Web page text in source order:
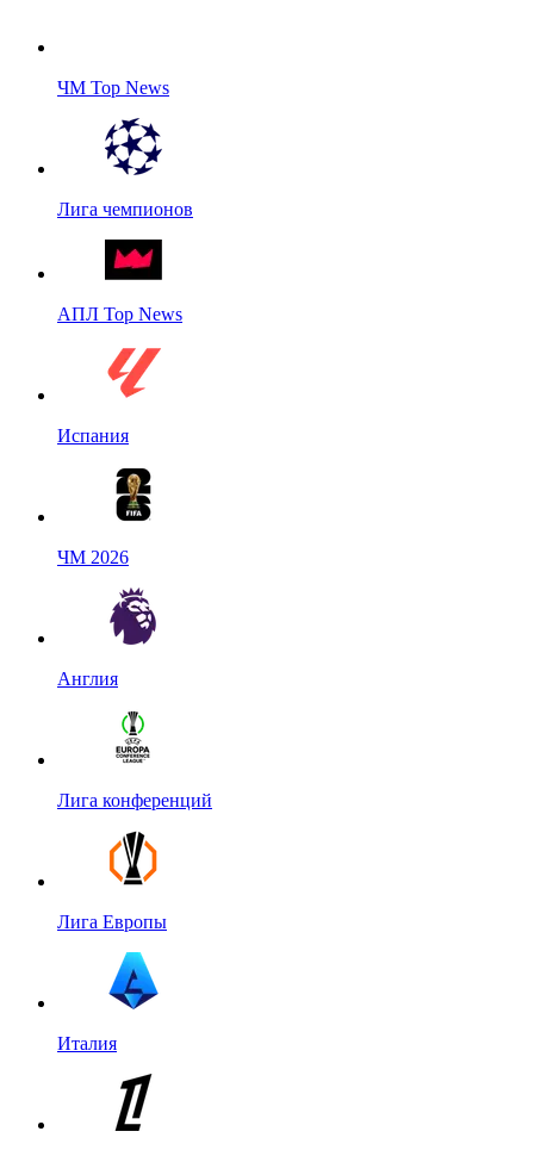
ЧМ Top News
Лига чемпионов
АПЛ Top News
Испания
ЧМ 2026
Англия
Лига конференций
Лига Европы
Италия